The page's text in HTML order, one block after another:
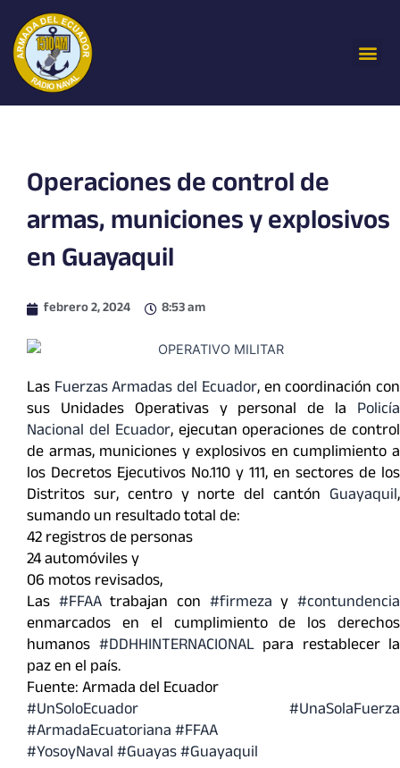
contenido
Operaciones de control de
armas, municiones y explosivos
en Guayaquil
febrero 2, 2024 8:53 am
Las Fuerzas Armadas del Ecuador, en coordinación con
sus Unidades Operativas y personal de la Policía
Nacional del Ecuador, ejecutan operaciones de control
de armas, municiones y explosivos en cumplimiento a
los Decretos Ejecutivos No.110 y 111, en sectores de los
Distritos sur, centro y norte del cantón Guayaquil,
sumando un resultado total de:
42 registros de personas
24 automóviles y
06 motos revisados,
Las #FFAAtrabajan con #firmeza y#contundencia
enmarcados en el cumplimiento de los derechos
humanos #DDHHINTERNACIONALpara restablecer la
paz en el país.
Fuente: Armada del Ecuador
#UnSoloEcuador
#UnaSolaFuerza
#ArmadaEcuatoriana#FFAA
#YosoyNaval#Guayas#Guayaquil